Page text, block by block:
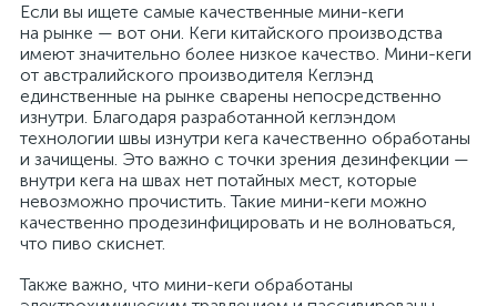
Если вы ищете самые качественные мини-кеги
на рынке — вот они. Кеги китайского производства
имеют значительно более низкое качество. Мини-кеги
от австралийского производителя Кеглэнд
единственные на рынке сварены непосредственно
изнутри. Благодаря разработанной кеглэндом
технологии швы изнутри кега качественно обработаны
и зачищены. Это важно с точки зрения дезинфекции —
внутри кега на швах нет потайных мест, которые
невозможно прочистить. Такие мини-кеги можно
качественно продезинфицировать и не волноваться,
что пиво скиснет.
Также важно, что мини-кеги обработаны